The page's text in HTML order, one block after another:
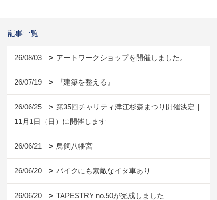
記事一覧
26/08/03 アートワークショップを開催しました。
26/07/19 『建築を整える』
26/06/25
第35回チャリティ津江杉森まつり開催決定｜
11月1日（日）に開催します
26/06/21 鳥飼八幡宮
26/06/20 バイクにも素敵なイタ車あり
26/06/20 TAPESTRY no.50が完成しました